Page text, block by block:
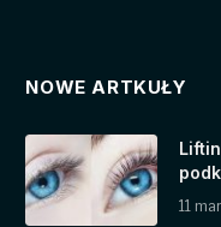
NOWE ARTKUŁY
11